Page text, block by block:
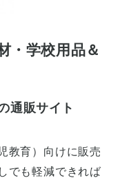
・学校用品＆
通販サイト
教育）向けに販売
でも軽減できれば